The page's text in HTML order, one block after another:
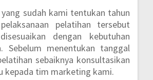
sudah kami tentukan tahun
pelatihan tersebut
dengan kebutuhan
Sebelum menentukan tanggal
sebaiknya konsultasikan
kepada tim marketing kami.